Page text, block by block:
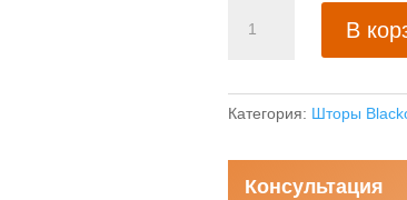
товара
Блэкаут
тёмно-
синий
В
Категория: Шторы
Консультация